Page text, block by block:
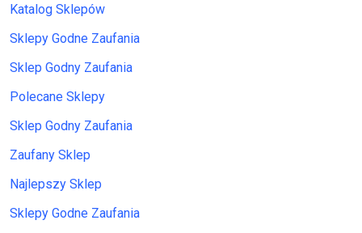
Katalog Sklepów
Sklepy Godne Zaufania
Sklep Godny Zaufania
Polecane Sklepy
Sklep Godny Zaufania
Zaufany Sklep
Najlepszy Sklep
Sklepy Godne Zaufania